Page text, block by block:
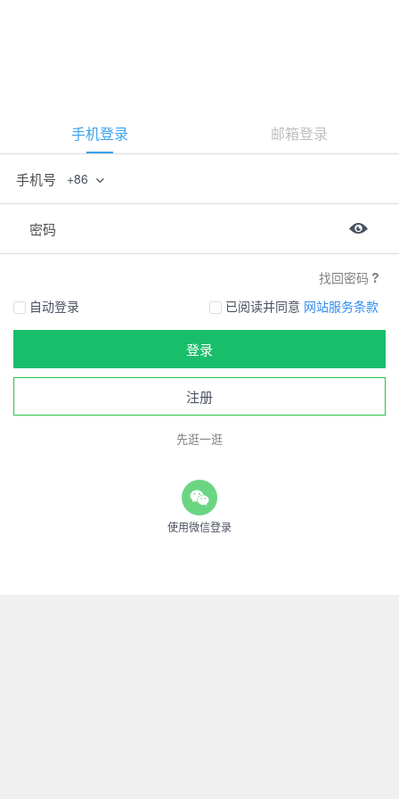
手机登录 邮箱登录
手机号 +86
密码
找回密码
自动登录
已阅读并同意 网站服务条款
登录
注册
先逛一逛
使用微信登录